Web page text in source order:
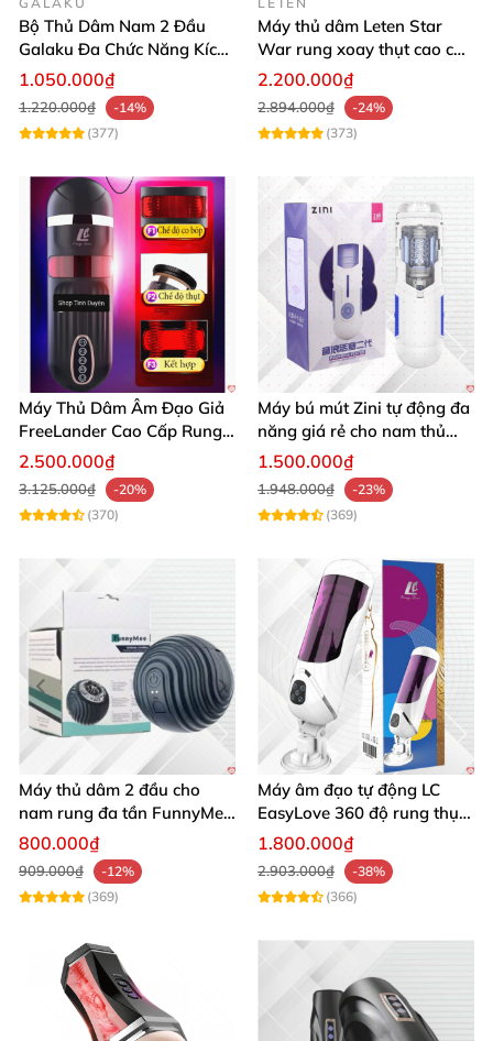
Bộ Thủ Dâm Nam 2 Đầu
Galaku Đa Chức Năng Kích
Thích Sướng Mạnh
1.050.000₫
1.220.000₫
-14%
(377)
Máy thủ dâm Leten Star
War rung xoay thụt cao cấp
giá tốt
2.200.000₫
2.894.000₫
-24%
(373)
Máy Thủ Dâm Âm Đạo Giả
FreeLander Cao Cấp Rung
Thụt Đa Chức Năng
2.500.000₫
3.125.000₫
-20%
(370)
Máy bú mút Zini tự động đa
năng giá rẻ cho nam thủ
dâm cao cấp
1.500.000₫
1.948.000₫
-23%
(369)
Máy thủ dâm 2 đầu cho
nam rung đa tần FunnyMee
Ngụy trang bóng Pokemon
800.000₫
909.000₫
-12%
(369)
Máy âm đạo tự động LC
EasyLove 360 độ rung thụt
đa chức năng sục mạnh
1.800.000₫
2.903.000₫
-38%
(366)